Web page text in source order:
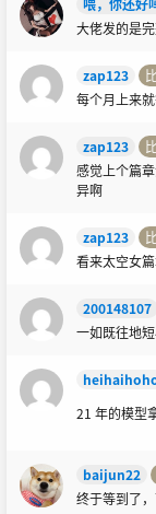
大佬发的是完
zap123
每个月上来
zap123
感觉上个篇
异啊
zap123
看来太空女
200148107
一如既往地
21 年的模型
baijun22
终于等到了